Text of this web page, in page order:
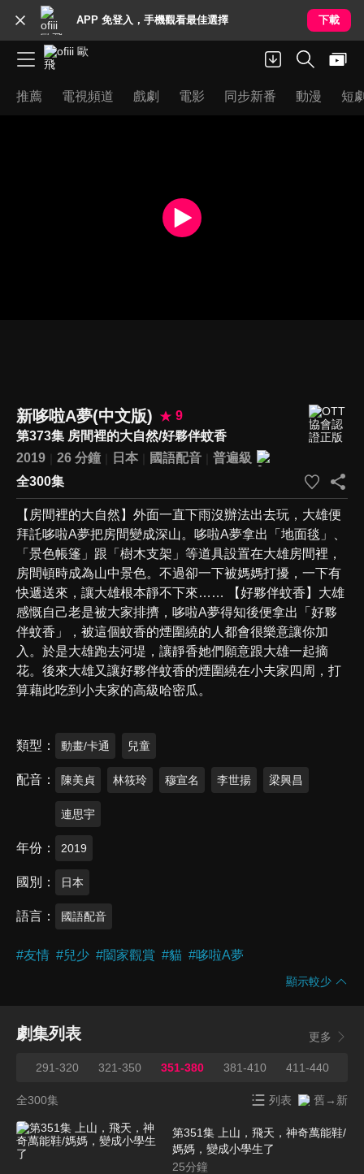
APP 免登入，手機觀看最佳選擇 下載
推薦 電視頻道 戲劇 電影 同步新番 動漫 短
新哆啦A夢(中文版)
9
第373集 房間裡的大自然/好夥伴蚊香
2019
26 分鐘 日本 國語配音
普遍級
全300集
【房間裡的大自然】外面一直下雨沒辦法出去玩，大雄便
拜託哆啦A夢把房間變成深山。哆啦A夢拿出「地面毯」、
「景色帳篷」跟「樹木支架」等道具設置在大雄房間裡，
房間頓時成為山中景色。不過卻一下被媽媽打擾，一下有
快遞送來，讓大雄根本靜不下來…… 【好夥伴蚊香】大雄
感慨自己老是被大家排擠，哆啦A夢得知後便拿出「好夥
伴蚊香」，被這個蚊香的煙圍繞的人都會很樂意讓你加
入。於是大雄跑去河堤，讓靜香她們願意跟大雄一起摘
花。後來大雄又讓好夥伴蚊香的煙圍繞在小夫家四周，打
算藉此吃到小夫家的高級哈密瓜。
類型 動畫/卡通 兒童
配音 陳美貞 林筱玲 穆宣名 李世揚 梁興昌
連思宇
年份 2019
國別 日本
語言 國語配音
#友情 #兒少 #闔家觀賞 #貓 #哆啦A夢
顯示較少
劇集列表 更多
291-320 321-350 351-380 381-410 411-440
全300集 列表 舊→新
第351集 上山，飛天，神奇萬能鞋/
媽媽，變成小學生了
25分鐘